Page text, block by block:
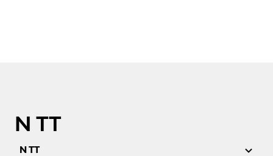
N TT
N TT